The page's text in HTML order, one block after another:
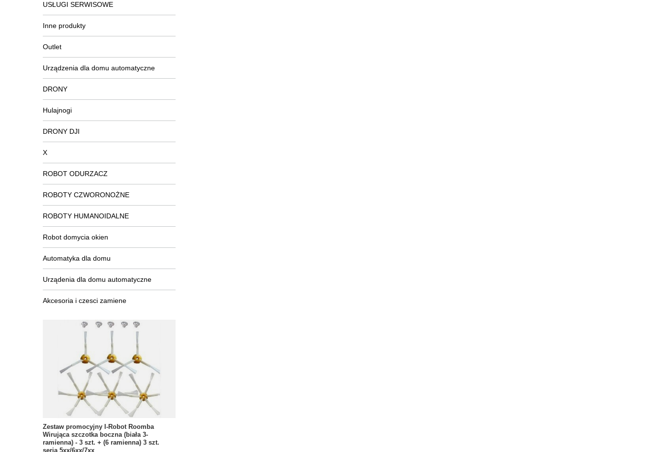
USŁUGI SERWISOWE
Inne produkty
Outlet
Urządzenia dla domu automatyczne
DRONY
Hulajnogi
DRONY DJI
X
ROBOT ODURZACZ
ROBOTY CZWORONOŻNE
ROBOTY HUMANOIDALNE
Robot domycia okien
Automatyka dla domu
Urządenia dla domu automatyczne
Akcesoria i czesci zamiene
Zestaw promocyjny I-Robot Roomba
Wirująca szczotka boczna (biała 3-
ramienna) - 3 szt. + (6 ramienna) 3 szt.
seria 5xx/6xx/7xx